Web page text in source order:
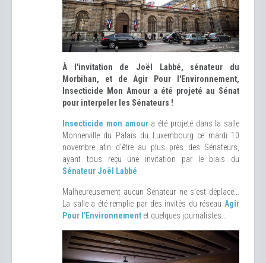
À l'invitation de Joël Labbé, sénateur du
Morbihan, et de Agir Pour l'Environnement,
Insecticide Mon Amour a été projeté au Sénat
pour interpeler les Sénateurs !
Insecticide mon amoura été projeté dans la salle
Monnerville du Palais du Luxembourg ce mardi 10
novembre afin d'être au plus près des Sénateurs,
ayant tous reçu une invitation par le biais du
Sénateur Joël Labbé
Malheureusement aucun Sénateur ne s'est déplacé...
La salle a été remplie par des invités du réseau Agir
Pour l'Environnement et quelques journalistes...